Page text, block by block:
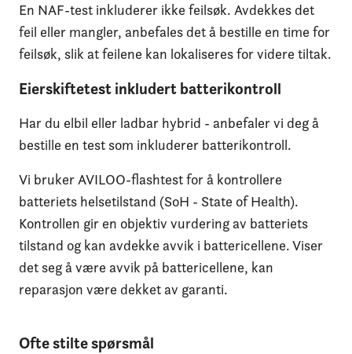
En NAF-test inkluderer ikke feilsøk. Avdekkes det
feil eller mangler, anbefales det å bestille en time for
feilsøk, slik at feilene kan lokaliseres for videre tiltak.
Eierskiftetest inkludert batterikontroll
Har du elbil eller ladbar hybrid - anbefaler vi deg å
bestille en test som inkluderer batterikontroll.
Vi bruker AVILOO-flashtest for å kontrollere
batteriets helsetilstand (SoH - State of Health).
Kontrollen gir en objektiv vurdering av batteriets
tilstand og kan avdekke avvik i battericellene. Viser
det seg å være avvik på battericellene, kan
reparasjon være dekket av garanti.
Ofte stilte spørsmål